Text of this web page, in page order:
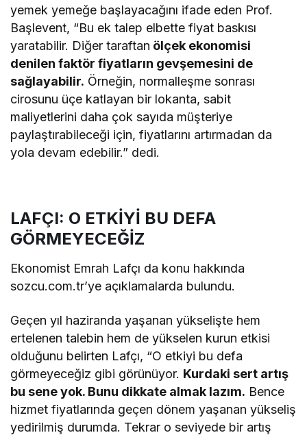
yemek yemeğe başlayacağını ifade eden Prof.
Başlevent, “Bu ek talep elbette fiyat baskısı
yaratabilir. Diğer taraftan ölçek ekonomisi
denilen faktör fiyatların gevşemesini de
sağlayabilir. Örneğin, normalleşme sonrası
cirosunu üçe katlayan bir lokanta, sabit
maliyetlerini daha çok sayıda müşteriye
paylaştırabileceği için, fiyatlarını artırmadan da
yola devam edebilir.” dedi.
LAFÇI: O ETKİYİ BU DEFA
GÖRMEYECEĞİZ
Ekonomist Emrah Lafçı da konu hakkında
sozcu.com.tr’ye açıklamalarda bulundu.
Geçen yıl haziranda yaşanan yükselişte hem
ertelenen talebin hem de yükselen kurun etkisi
olduğunu belirten Lafçı, “O etkiyi bu defa
görmeyeceğiz gibi görünüyor. Kurdaki sert artış
bu sene yok. Bunu dikkate almak lazım. Bence
hizmet fiyatlarında geçen dönem yaşanan yükseliş
yedirilmiş durumda. Tekrar o seviyede bir artış